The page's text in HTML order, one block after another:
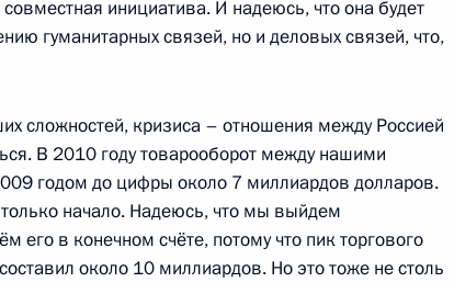
кругов России и Испании
Королём Испании Хуаном
инициатива. И надеюсь, что она будет
гуманитарных связей, но и деловых связей, что,
сложностей, кризиса – отношения между Россией
В 2010 году товарооборот между нашими
годом до цифры около 7 миллиардов долларов.
начало. Надеюсь, что мы выйдем
его в конечном счёте, потому что пик торгового
около 10 миллиардов. Но это тоже не столь